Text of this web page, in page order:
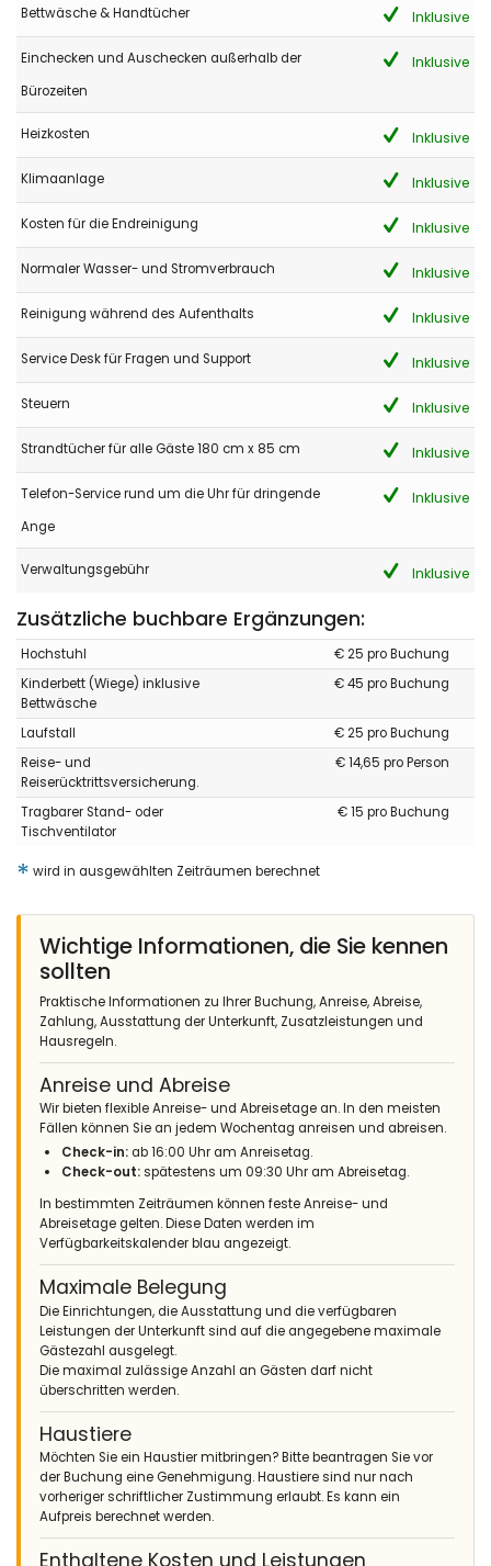
Bettwäsche & Handtücher Inklusive
Einchecken und Auschecken außerhalb der
Bürozeiten
Inklusive
Heizkosten Inklusive
Klimaanlage Inklusive
Kosten für die Endreinigung Inklusive
Normaler Wasser- und Stromverbrauch Inklusive
Reinigung während des Aufenthalts Inklusive
Service Desk für Fragen und Support Inklusive
Steuern Inklusive
Strandtücher für alle Gäste 180 cm x 85 cm Inklusive
Telefon-Service rund um die Uhr für dringende
Ange
Inklusive
Verwaltungsgebühr Inklusive
Zusätzliche buchbare Ergänzungen:
Hochstuhl
€ 25 pro Buchung
Kinderbett (Wiege) inklusive
Bettwäsche
€ 45 pro Buchung
Laufstall
€ 25 pro Buchung
Reise- und
Reiserücktrittsversicherung.
€ 14,65 pro Person
Tragbarer Stand- oder
Tischventilator
€ 15 pro Buchung
* wird in ausgewählten Zeiträumen berechnet
Wichtige Informationen, die Sie kennen
sollten
Praktische Informationen zu Ihrer Buchung, Anreise, Abreise,
Zahlung, Ausstattung der Unterkunft, Zusatzleistungen und
Hausregeln.
Anreise und Abreise
Wir bieten flexible Anreise- und Abreisetage an. In den meisten
Fällen können Sie an jedem Wochentag anreisen und abreisen.
Check-in: ab 16:00 Uhr am Anreisetag.
Check-out:spätestens um 09:30 Uhr am Abreisetag.
In bestimmten Zeiträumen können feste Anreise- und
Abreisetage gelten. Diese Daten werden im
Verfügbarkeitskalender blau angezeigt.
Maximale Belegung
Die Einrichtungen, die Ausstattung und die verfügbaren
Leistungen der Unterkunft sind auf die angegebene maximale
Gästezahl ausgelegt.
Die maximal zulässige Anzahl an Gästen darf nicht
überschritten werden.
Haustiere
Möchten Sie ein Haustier mitbringen? Bitte beantragen Sie vor
der Buchung eine Genehmigung. Haustiere sind nur nach
vorheriger schriftlicher Zustimmung erlaubt. Es kann ein
Aufpreis berechnet werden.